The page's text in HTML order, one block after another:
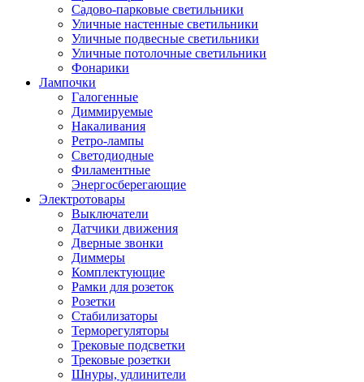
Садово-парковые светильники
Уличные настенные светильники
Уличные подвесные светильники
Уличные потолочные светильники
Фонарики
Лампочки
Галогенные
Диммируемые
Накаливания
Ретро-лампы
Светодиодные
Филаментные
Энергосберегающие
Электротовары
Выключатели
Датчики движения
Дверные звонки
Диммеры
Комплектующие
Рамки для розеток
Розетки
Стабилизаторы
Терморегуляторы
Трековые подсветки
Трековые розетки
Шнуры, удлинители